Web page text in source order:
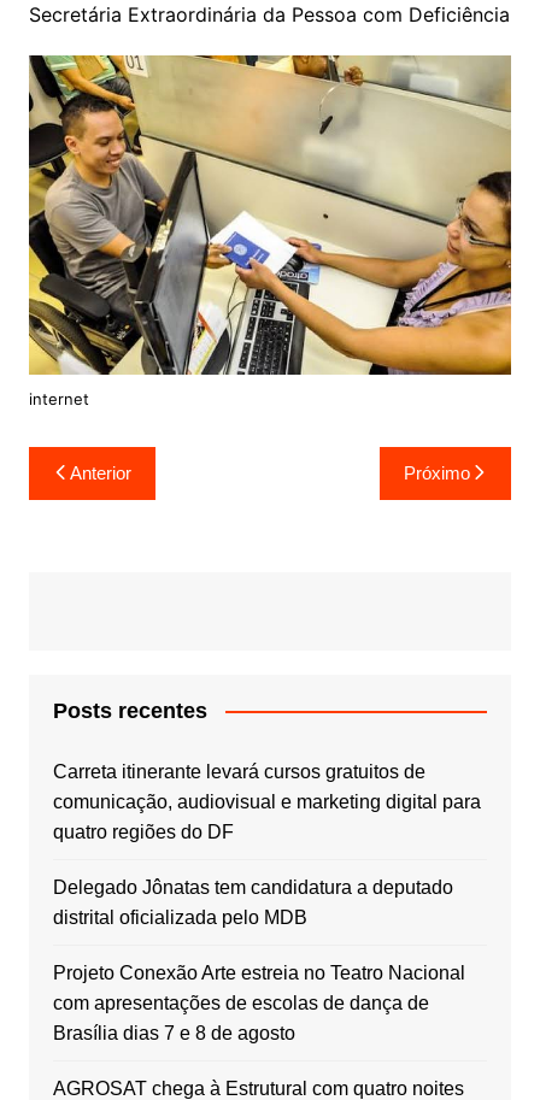
Secretária Extraordinária da Pessoa com Deficiência
internet
Navegação
de
Anterior Próximo
Posts recentes
Carreta itinerante levará cursos gratuitos de
comunicação, audiovisual e marketing digital para
quatro regiões do DF
Delegado Jônatas tem candidatura a deputado
distrital oficializada pelo MDB
Projeto Conexão Arte estreia no Teatro Nacional
com apresentações de escolas de dança de
Brasília dias 7 e 8 de agosto
AGROSAT chega à Estrutural com quatro noites